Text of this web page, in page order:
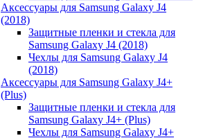
Аксессуары для Samsung Galaxy J4
(2018)
Защитные пленки и стекла для
Samsung Galaxy J4 (2018)
Чехлы для Samsung Galaxy J4
(2018)
Аксессуары для Samsung Galaxy J4+
(Plus)
Защитные пленки и стекла для
Samsung Galaxy J4+ (Plus)
Чехлы для Samsung Galaxy J4+